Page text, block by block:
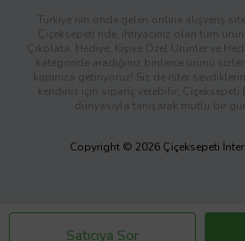
Satıcıya Sor
Türkiye’nin önde gelen online alışveriş
Çiçeksepeti’nde, ihtiyacınız olan tüm
Çikolata, Hediye, Kişiye Özel Ürünler ve
kategoride aradığınız binlerce ürünü
kapınıza getiriyoruz! Siz de ister
kendiniz için sipariş verebilir; Çiçeksepeti
dünyasıyla tanışarak mutlu bir
Copyright © 2026 Çiçeksepeti